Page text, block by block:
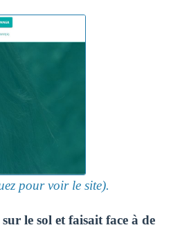
pour voir le site).
le sol et faisait face à de